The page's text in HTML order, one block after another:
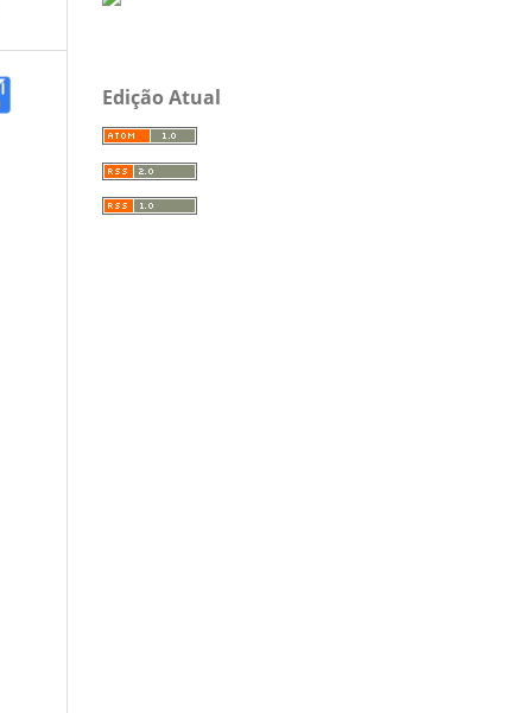
Edição Atual